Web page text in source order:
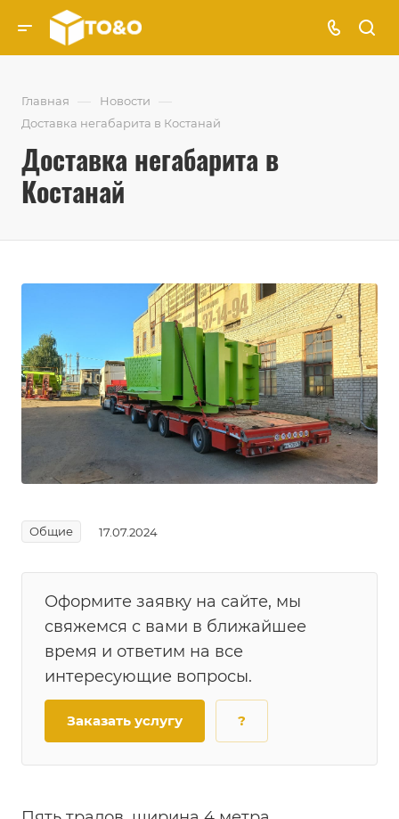
Главная — Новости —
Доставка негабарита в Костанай
Доставка негабарита в
Костанай
Общие 17.07.2024
Оформите заявку на сайте, мы
свяжемся с вами в ближайшее
время и ответим на все
интересующие вопросы.
Заказать услугу ?